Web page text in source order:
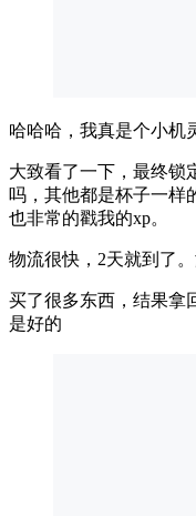
哈哈哈，我真是个小机
大致看了一下，最终锁
吗，其他都是杯子一样
也非常的戳我的xp。
物流很快，2天就到了
买了很多东西，结果拿
是好的